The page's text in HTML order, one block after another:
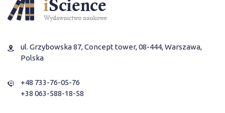
ul. Grzybowska 87, Concept tower, 08-444, Warszawa,
Polska
+48 733-76-05-76
+38 063-588-18-58